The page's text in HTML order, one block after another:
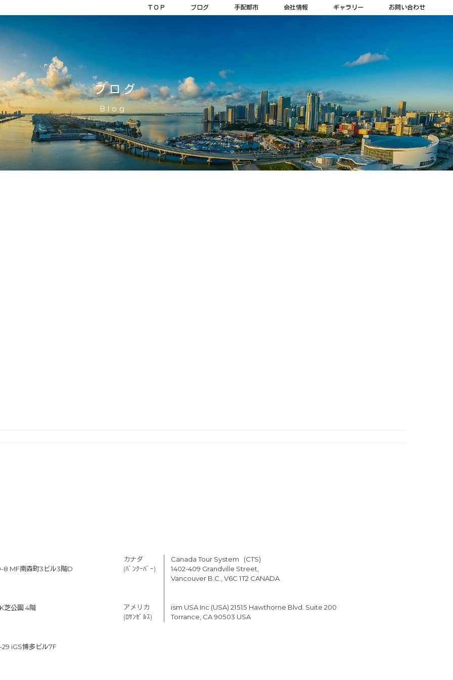
ＴＯＰ ブログ 手配都市 会社情報 ギャラリー お問い合わせ
ブログ
Blog
8 MF南森町3ビル3階D
芝公園 4階
iGS博多ビル7F
カナダ
(ﾊﾞﾝｸｰﾊﾞｰ)
アメリカ
(ﾛｻﾝｾﾞﾙｽ)
Canada Tour System (CTS)
1402-409 Grandville Street,
Vancouver B.C., V6C 1T2 CANADA
ism USA Inc (USA) 21515 Hawthorne Blvd. Suite 200
Torrance, CA 90503 USA